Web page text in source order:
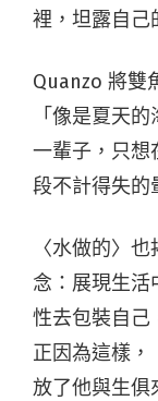
裡，坦露自己
Quanzo 將雙
「像是夏天
一輩子，只想
段不計得失的
〈水做的〉
念：展現生活
性去包裝自己
正因為這樣，
放了他與生俱